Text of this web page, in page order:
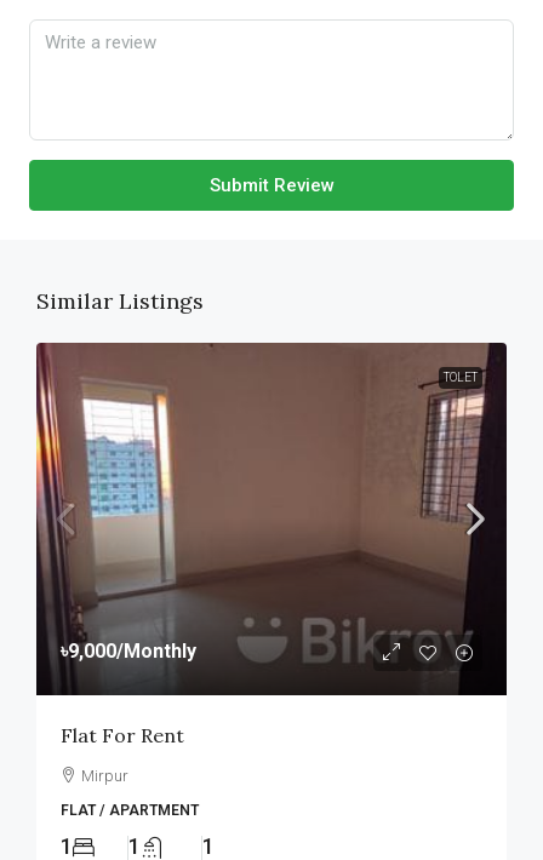
Submit Review
Similar Listings
TOLET
৳9,000/Monthly
Flat For Rent
Mirpur
FLAT / APARTMENT
1 1 1